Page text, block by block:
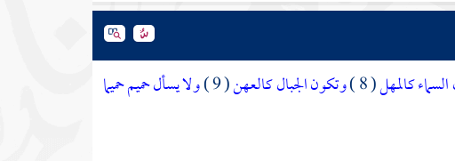
كالمهل( 8 ) وتكون الجبال كالعهن( 9 )
ولا يسأل حميم حميما